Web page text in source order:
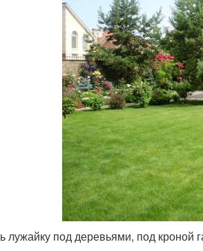
лужайку под деревьями, под кроной